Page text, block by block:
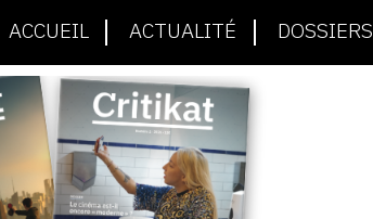
ACCUEIL ACTUALITÉ DOSSIERS